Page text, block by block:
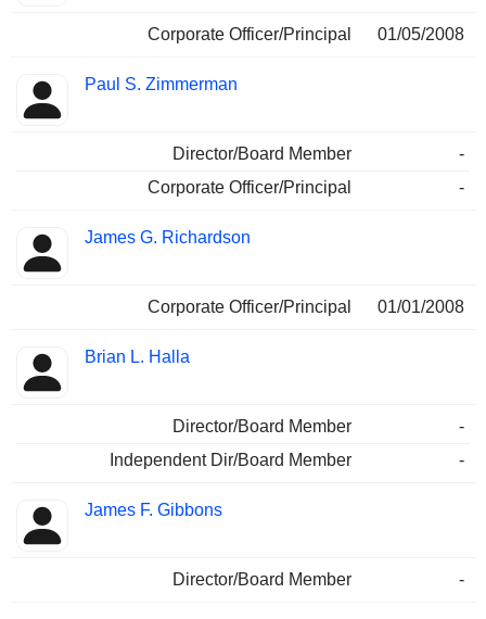
Corporate Officer/Principal 01/05/2008
Paul S. Zimmerman
Director/Board Member
-
Corporate Officer/Principal
-
James G. Richardson
Corporate Officer/Principal 01/01/2008
Brian L. Halla
Director/Board Member
-
Independent Dir/Board Member
-
James F. Gibbons
Director/Board Member -